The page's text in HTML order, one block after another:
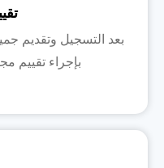
بعد التسجيل وتقديم
بإجراء تقييم